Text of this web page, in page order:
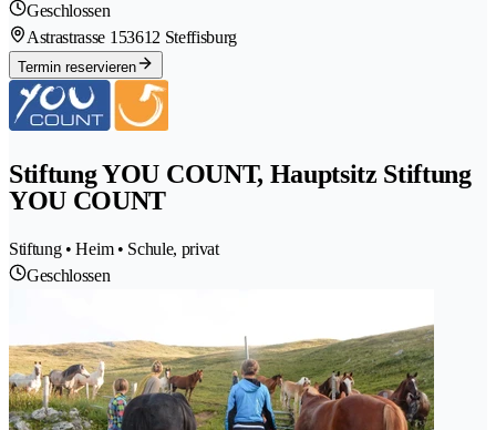
Geschlossen
Astrastrasse 153612 Steffisburg
Termin reservieren
Stiftung YOU COUNT, Hauptsitz Stiftung
YOU COUNT
Stiftung • Heim • Schule, privat
Geschlossen